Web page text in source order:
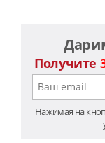
Получите
Нажимая на